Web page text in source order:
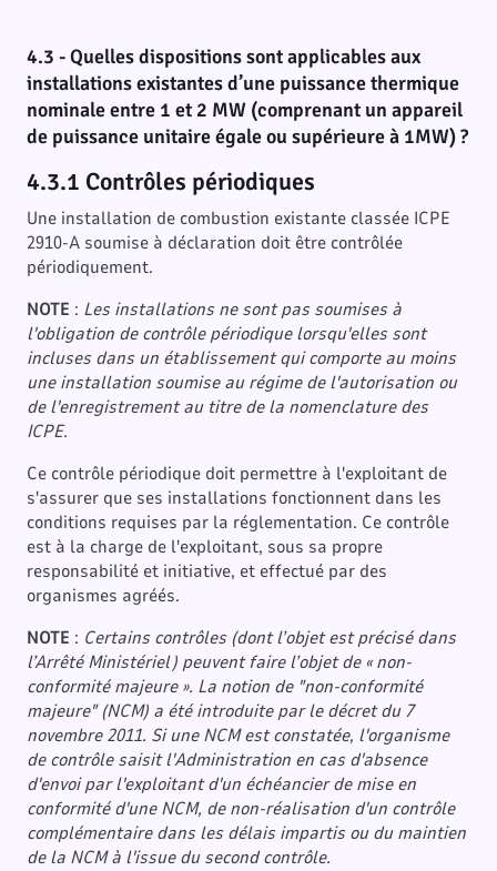
4.3 - Quelles dispositions sont applicables aux
installations existantes d’une puissance thermique
nominale entre 1 et 2 MW (comprenant un appareil
de puissance unitaire égale ou supérieure à 1MW) ?
4.3.1 Contrôles périodiques
Une installation de combustion existante classée ICPE
2910-A soumise à déclaration doit être contrôlée
périodiquement.
NOTE : Les installations ne sont pas soumises à
l'obligation de contrôle périodique lorsqu'elles sont
incluses dans un établissement qui comporte au moins
une installation soumise au régime de l'autorisation ou
de l'enregistrement au titre de la nomenclature des
ICPE.
Ce contrôle périodique doit permettre à l'exploitant de
s'assurer que ses installations fonctionnent dans les
conditions requises par la réglementation. Ce contrôle
est à la charge de l'exploitant, sous sa propre
responsabilité et initiative, et effectué par des
organismes agréés.
NOTE : Certains contrôles (dont l’objet est précisé dans
l’Arrêté Ministériel) peuvent faire l’objet de « non-
conformité majeure ». La notion de "non-conformité
majeure" (NCM) a été introduite par le décret du 7
novembre 2011. Si une NCM est constatée, l'organisme
de contrôle saisit l'Administration en cas d'absence
d'envoi par l'exploitant d'un échéancier de mise en
conformité d'une NCM, de non-réalisation d'un contrôle
complémentaire dans les délais impartis ou du maintien
de la NCM à l'issue du second contrôle.